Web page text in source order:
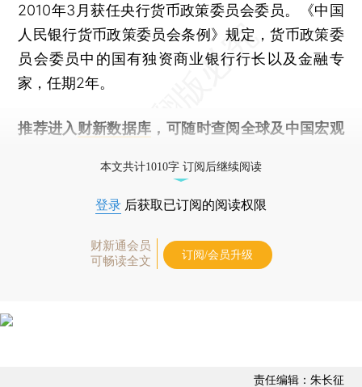
2010年3月获任央行货币政策委员会委员。《中国
人民银行货币政策委员会条例》规定，货币政策委
员会委员中的国有独资商业银行行长以及金融专
家，任期2年。
推荐进入 财新数据库 ，可随时查阅全球及中国宏观
本文共计1010字 订阅后继续阅读
登录 后获取已订阅的阅读权限
财新通会员
可畅读全文
订阅/会员升级
责任编辑：朱长征